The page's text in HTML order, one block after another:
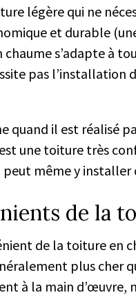
légère qui ne
et durable (une
s’adapte à
pas l’installation
quand il est réalisé
une toiture très
peut même y installer
de la
de la toiture en
plus cher
à la main d’œuvre,